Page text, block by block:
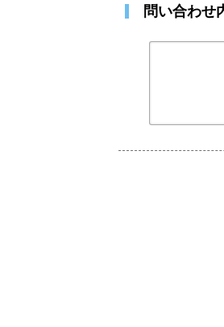
問い合わせ